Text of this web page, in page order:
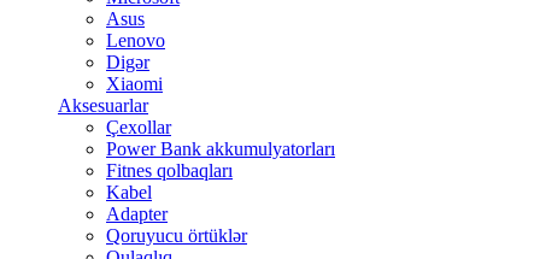
Asus
Lenovo
Digər
Xiaomi
Aksesuarlar
Çexollar
Power Bank akkumulyatorları
Fitnes qolbaqları
Kabel
Adapter
Qoruyucu örtüklər